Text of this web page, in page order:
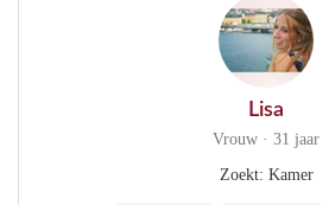
Lisa
Vrouw · 31 jaar
Zoekt: Kamer